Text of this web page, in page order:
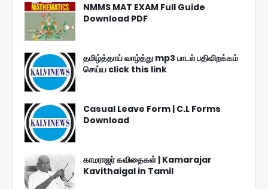
NMMS MAT EXAM Full Guide
Download PDF
தமிழ்த்தாய் வாழ்த்து mp3 பாடல் பதிவிறக்கம்
செய்ய click this link
Casual Leave Form | C.L Forms
Download
காமராஜர் கவிதைகள் | Kamarajar
Kavithaigal in Tamil